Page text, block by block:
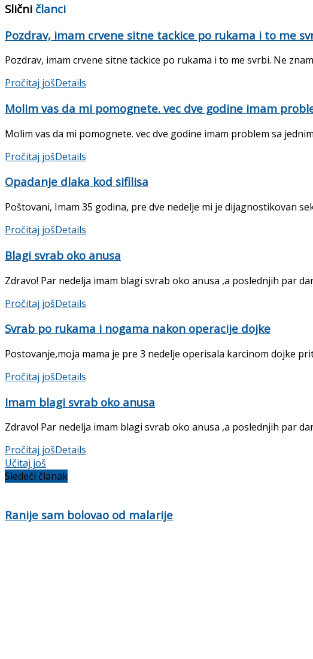
Slični članci
Pozdrav, imam crvene sitne tackice po rukama i to me
Pozdrav, imam crvene sitne tackice po rukama i to me svrbi. Ne
Pročitaj jošDetails
Molim vas da mi pomognete. vec dve godine imam
Molim vas da mi pomognete. vec dve godine imam problem sa
Pročitaj jošDetails
Opadanje dlaka kod sifilisa
Poštovani, Imam 35 godina, pre dve nedelje mi je dijagnostikovan
Pročitaj jošDetails
Blagi svrab oko anusa
Zdravo! Par nedelja imam blagi svrab oko anusa ,a poslednjih par
Pročitaj jošDetails
Svrab po rukama i nogama nakon operacije dojke
Postovanje,moja mama je pre 3 nedelje operisala karcinom dojke
Pročitaj jošDetails
Imam blagi svrab oko anusa
Zdravo! Par nedelja imam blagi svrab oko anusa ,a poslednjih par
Pročitaj jošDetails
Učitaj još
Sledeći članak
Ranije sam bolovao od malarije